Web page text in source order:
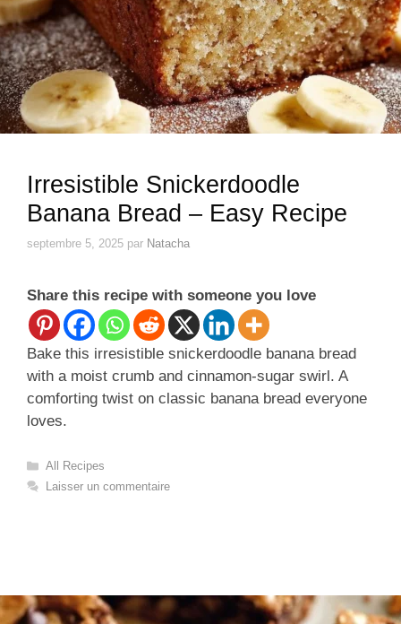
Irresistible Snickerdoodle
Banana Bread – Easy Recipe
septembre 5, 2025 par Natacha
Share this recipe with someone you love
Bake this irresistible snickerdoodle banana bread
with a moist crumb and cinnamon-sugar swirl. A
comforting twist on classic banana bread everyone
loves.
Catégories
All Recipes
Laisser un commentaire